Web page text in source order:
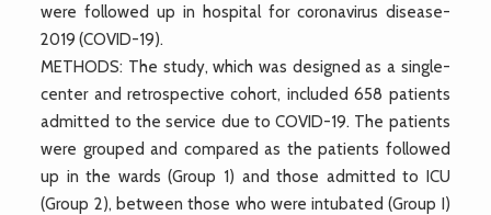
were followed up in hospital for coronavirus disease-
2019 (COVID-19).
METHODS: The study, which was designed as a single-
center and retrospective cohort, included 658 patients
admitted to the service due to COVID-19. The patients
were grouped and compared as the patients followed
up in the wards (Group 1) and those admitted to ICU
(Group 2), between those who were intubated (Group I)